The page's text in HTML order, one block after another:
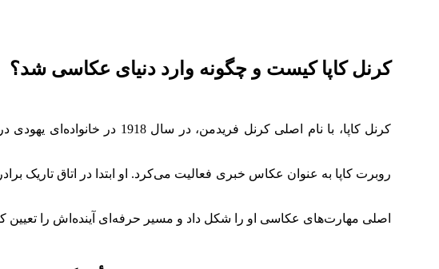
کرنل کاپا کیست و چگونه وارد دنیای عکاسی شد؟
روبرت کاپا به عنوان عکاس خبری فعالیت می‌کرد. او ابتدا در اتاق
اصلی مهارت‌های عکاسی او را شکل داد و مسیر حرفه‌ای آینده‌اش را تعیین